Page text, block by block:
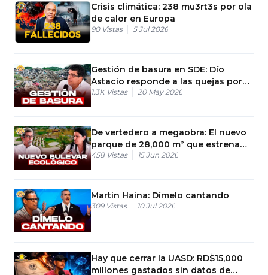
Crisis climática: 238 mu3rt3s por ola
de calor en Europa
90 Vistas 5 Jul 2026
Gestión de basura en SDE: Dío
Astacio responde a las quejas por
vertederos
1.3K Vistas 20 May 2026
De vertedero a megaobra: El nuevo
parque de 28,000 m² que estrena
Haina
458 Vistas 15 Jun 2026
Martin Haina: Dímelo cantando
309 Vistas 10 Jul 2026
Hay que cerrar la UASD: RD$15,000
millones gastados sin datos de